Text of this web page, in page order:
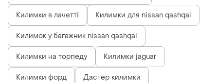
Килимки в лачетті Килимки для nissan qashqai
Килимок у багажник nissan qashqai
Килимки на торпеду Килимки jaguar
Килимки форд Дастер килимки